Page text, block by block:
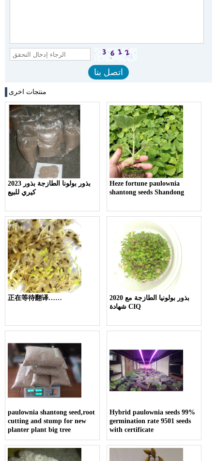
منتجات اخرى
2023 بذور بولونا الطازجة بذور
كيري للبيع
Heze fortune paulownia
shantong seeds Shandong
正在等待翻译……
2020 بذور بولونيا الطازجة مع
شهادة CIQ
paulownia shantong seed,root
cutting and stump for new
planter plant big tree
Hybrid paulownia seeds 99%
germination rate 9501 seeds
with certificate